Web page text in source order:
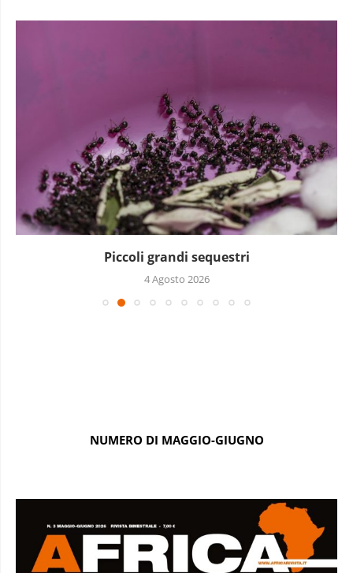
Piccoli grandi sequestri
4 Agosto 2026
NUMERO DI MAGGIO-GIUGNO